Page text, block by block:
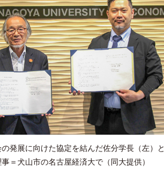
発展に向けた協定を結んだ佐分学長（左）と
＝犬山市の名古屋経済大で（同大提供）